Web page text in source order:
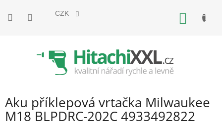
obsah
CZK
Aku příklepová vrtačka Milwaukee
M18 BLPDRC-202C 4933492822